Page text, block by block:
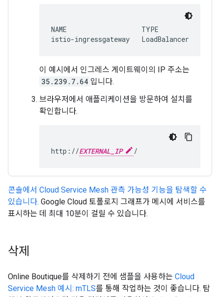
NAME                   TYPE
이 예시에서 인그레스 게이트웨이의 IP 주소는
35.239.7.64 입니다.
브라우저에서 애플리케이션을 방문하여 설치를
확인합니다.
http://EXTERNAL_IP
콘솔에서 Cloud Service Mesh 관측 가능성 기능을 탐색할 수
있습니다. Google Cloud 토폴로지 그래프가 메시에 서비스를
표시하는 데 최대 10분이 걸릴 수 있습니다.
삭제
Online Boutique를 삭제하기 전에 샘플을 사용하는 Cloud
Service Mesh 예시: mTLS를 통해 작업하는 것이 좋습니다. 탐